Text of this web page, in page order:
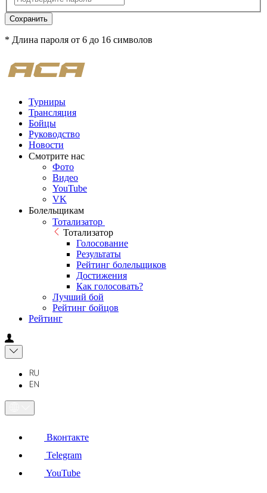
Сохранить
* Длина пароля от 6 до 16 символов
Турниры
Трансляция
Бойцы
Руководство
Новости
Смотрите нас
Фото
Видео
YouTube
VK
Болельщикам
Тотализатор
Тотализатор
Голосование
Результаты
Рейтинг болельщиков
Достижения
Как голосовать?
Лучший бой
Рейтинг бойцов
Рейтинг
Вконтакте
Telegram
YouTube